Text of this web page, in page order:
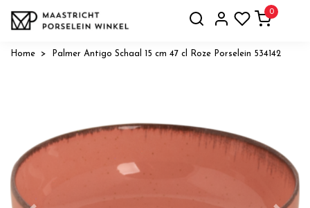
0
Home Palmer Antigo Schaal 15 cm 47 cl Roze Porselein 534142